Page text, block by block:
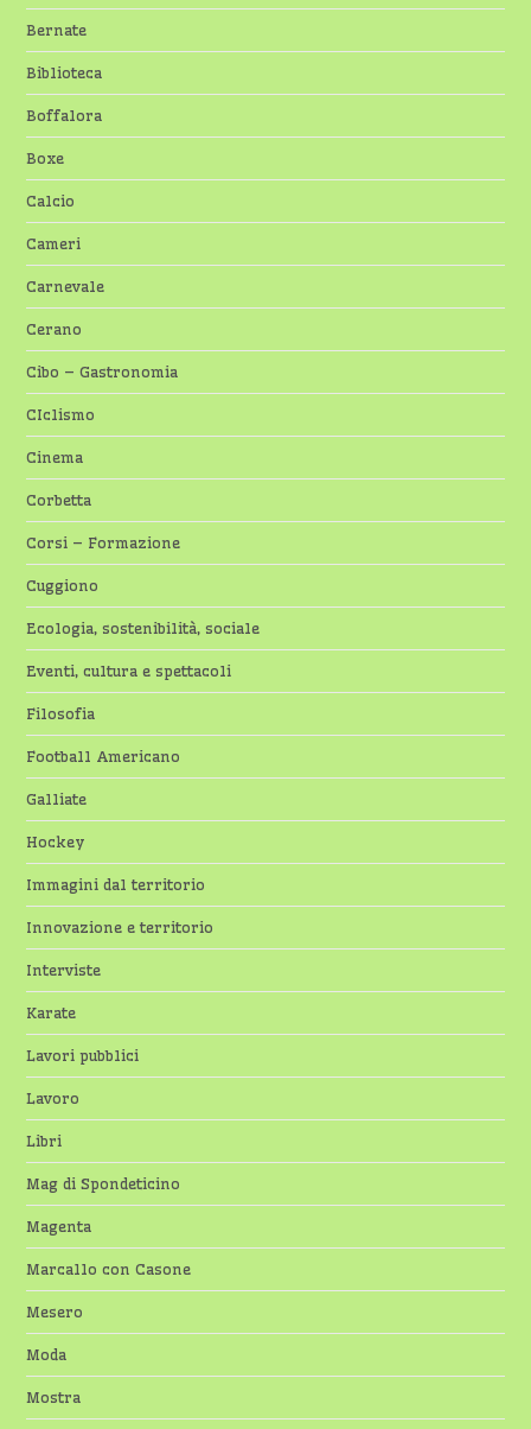
Bernate
Biblioteca
Boffalora
Boxe
Calcio
Cameri
Carnevale
Cerano
Cibo – Gastronomia
CIclismo
Cinema
Corbetta
Corsi – Formazione
Cuggiono
Ecologia, sostenibilità, sociale
Eventi, cultura e spettacoli
Filosofia
Football Americano
Galliate
Hockey
Immagini dal territorio
Innovazione e territorio
Interviste
Karate
Lavori pubblici
Lavoro
Libri
Mag di Spondeticino
Magenta
Marcallo con Casone
Mesero
Moda
Mostra